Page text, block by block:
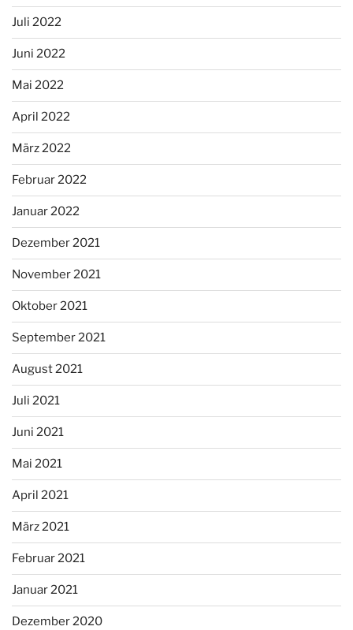
Juli 2022
Juni 2022
Mai 2022
April 2022
März 2022
Februar 2022
Januar 2022
Dezember 2021
November 2021
Oktober 2021
September 2021
August 2021
Juli 2021
Juni 2021
Mai 2021
April 2021
März 2021
Februar 2021
Januar 2021
Dezember 2020